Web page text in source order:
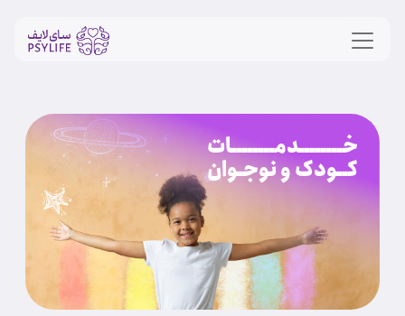
خــــــــدمــــــــات
کــودک و نوجـوان